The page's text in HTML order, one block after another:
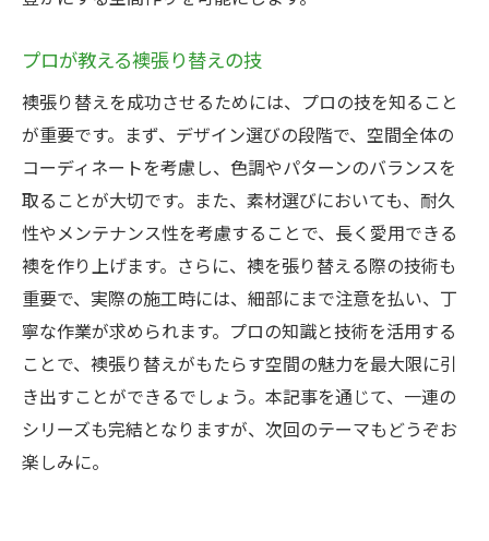
プロが教える襖張り替えの技
襖張り替えを成功させるためには、プロの技を知ること
が重要です。まず、デザイン選びの段階で、空間全体の
コーディネートを考慮し、色調やパターンのバランスを
取ることが大切です。また、素材選びにおいても、耐久
性やメンテナンス性を考慮することで、長く愛用できる
襖を作り上げます。さらに、襖を張り替える際の技術も
重要で、実際の施工時には、細部にまで注意を払い、丁
寧な作業が求められます。プロの知識と技術を活用する
ことで、襖張り替えがもたらす空間の魅力を最大限に引
き出すことができるでしょう。本記事を通じて、一連の
シリーズも完結となりますが、次回のテーマもどうぞお
楽しみに。